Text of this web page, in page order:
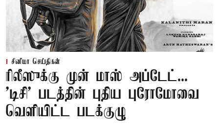
சினிமா செய்திகள்
ரிலீஸுக்கு முன் மாஸ் அப்டேட்...
'டிசி' படத்தின் புதிய புரோமோவை
வெளியிட்ட படக்குழு